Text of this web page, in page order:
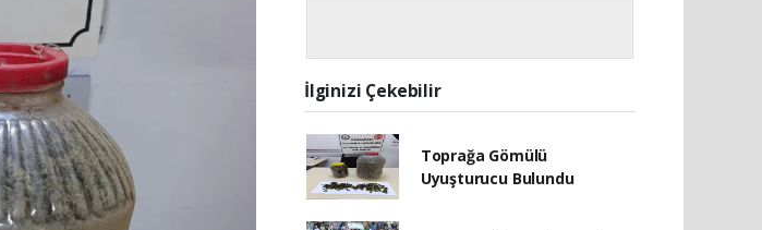
İlginizi Çekebilir
Toprağa Gömülü
Uyuşturucu Bulundu